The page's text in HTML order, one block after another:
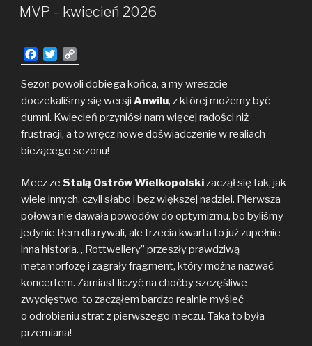
2026
W
MVP – kwiecień 2026
a
c
o
o
k
w
i
t
e
r
o
p
L
i
n
k
Sezon powoli dobiega końca, a my wreszcie
doczekaliśmy się wersji Anwilu, z której możemy być
dumni. Kwiecień przyniósł nam więcej radości niż
frustracji, a to wręcz nowe doświadczenie w realiach
bieżącego sezonu!
Mecz ze Stalą Ostrów Wielkopolskizaczął się tak, jak
wiele innych, czyli słabo i bez większej nadziei. Pierwsza
połowa nie dawała powodów do optymizmu, bo byliśmy
jedynie tłem dla rywali, ale trzecia kwarta to już zupełnie
inna historia. „Rottweilery” przeszły prawdziwą
metamorfozę i zagrały fragment, który można nazwać
koncertem. Zamiast liczyć na choćby szczęśliwe
zwycięstwo, to zacząłem bardzo realnie myśleć
o odrobieniu strat z pierwszego meczu. Taka to była
przemiana!